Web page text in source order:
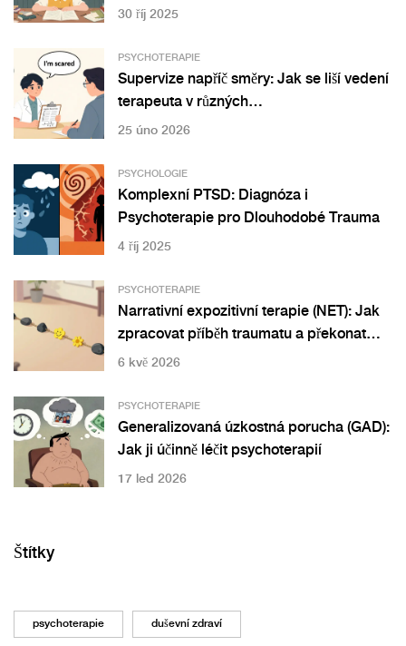
skutečně pomáhá
30 říj 2025
PSYCHOTERAPIE
Supervize napříč směry: Jak se liší vedení
terapeuta v různých
psychoterapeutických školách
25 úno 2026
PSYCHOLOGIE
Komplexní PTSD: Diagnóza i
Psychoterapie pro Dlouhodobé Trauma
4 říj 2025
PSYCHOTERAPIE
Narrativní expozitivní terapie (NET): Jak
zpracovat příběh traumatu a překonat
PTSD
6 kvě 2026
PSYCHOTERAPIE
Generalizovaná úzkostná porucha (GAD):
Jak ji účinně léčit psychoterapií
17 led 2026
Štítky
psychoterapie duševní zdraví